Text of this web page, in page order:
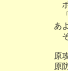
ポ
「
あ
そ
原
原